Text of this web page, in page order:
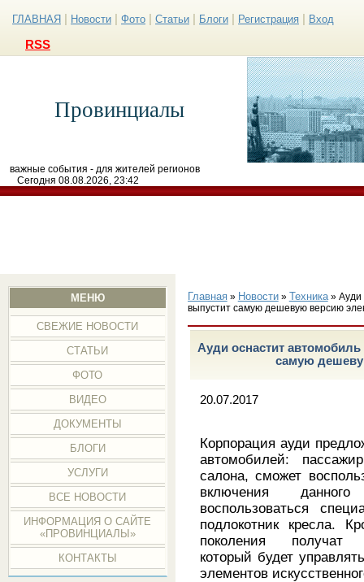
ГЛАВНАЯ Новости Фото Статьи Блоги Регистрация Вход
RSS
Провинциалы
важные события - для жителей регионов
Сегодня 08.08.2026, 23:42
МЕНЮ
СВЕЖИЕ НОВОСТИ
СТАТЬИ
ФОТО
ВИДЕО
ДОКУМЕНТЫ
БЛОГИ
УСЛУГИ
ВСЕ НОВОСТИ
ИНФОРМАЦИЯ О САЙТЕ
«ПРОВИНЦИАЛЫ»
КОНТАКТЫ
Главная» Новости» Техника» Ауди
выпустит самую дешевую версию
Ауди оснастит
самую
20.07.2017
Корпорация ауди
автомобилей:
салона, сможет
включения
воспользоваться
подлокотник кресла.
поколения получат
который будет
элементов